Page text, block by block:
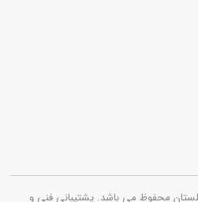
محفوظ می باشد. پشتیبانی فنی و